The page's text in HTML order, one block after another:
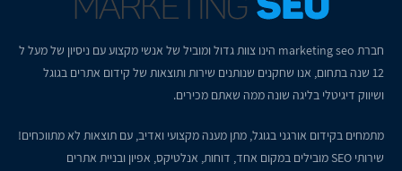
חברת marketing seo הינו צוות גדול ומוביל של אנשי מקצוע עם ניסיון של מעל ל
12 שנה בתחום, אנו שחקנים שנותנים שירות ותוצאות של קידום אתרים בגוגל
ושיווק דיגיטלי בליגה שונה ממה שאתם מכירים.
מתמחים בקידום אורגני בגוגל, מתן מענה מקצועי ואדיב, עם תוצאות לא מתווכחים!
שירותי SEO מובילים במקום אחד, דוחות, אנלטיקס, אפיון ובניית אתרים